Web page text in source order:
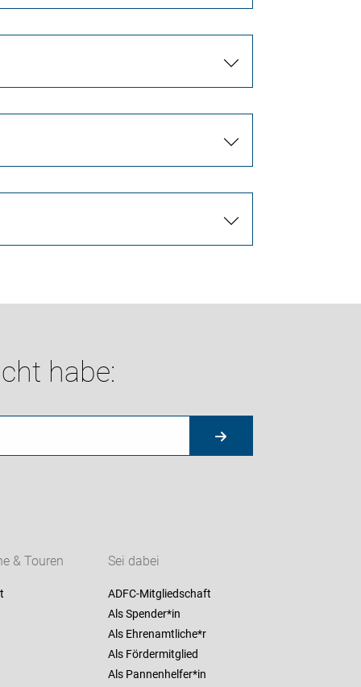
habe:
& Touren Sei dabei
ADFC-Mitgliedschaft
Als Spender*in
Als Ehrenamtliche*r
Als Fördermitglied
Als Pannenhelfer*in